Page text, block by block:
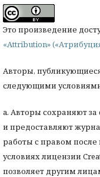
Это произведение
«Attribution»
Авторы,
следующими
a. Авторы сохраняют
и предоставляют
работы с правом после
условиях лицензии
позволяет другим